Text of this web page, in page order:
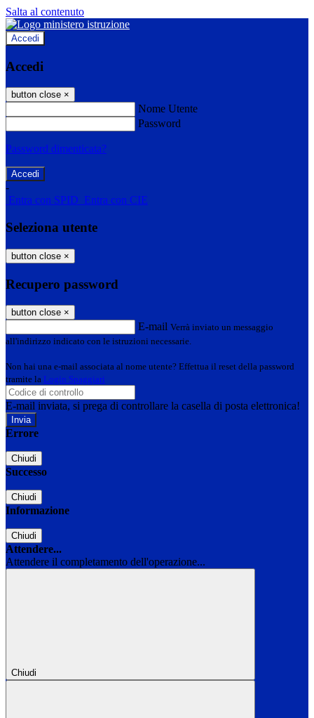
Salta al contenuto
Accedi
Accedi
button close ×
Nome Utente
Password
Password dimenticata?
-
Entra con SPID Entra con CIE
Seleziona utente
button close ×
Recupero password
button close ×
E-mail Verrà inviato un messaggio
all'indirizzo indicato con le istruzioni necessarie.
Non hai una e-mail associata al nome utente? Effettua il reset della password
tramite la Login Spaggiari
E-mail inviata, si prega di controllare la casella di posta elettronica!
Errore
Chiudi
Successo
Chiudi
Informazione
Chiudi
Attendere...
Attendere il completamento dell'operazione...
Chiudi